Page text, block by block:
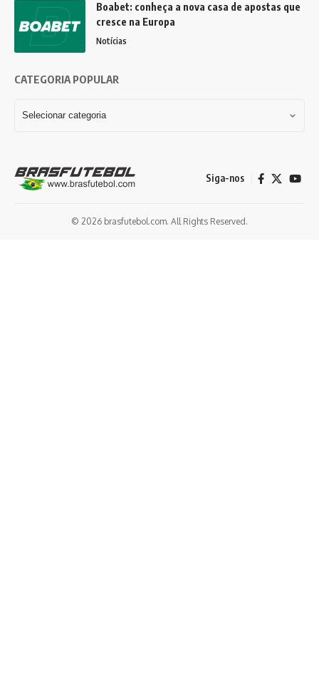
Boabet: conheça a nova casa de apostas que
cresce na Europa
Notícias
CATEGORIA POPULAR
Siga-nos
© 2026 brasfutebol.com. All Rights Reserved.